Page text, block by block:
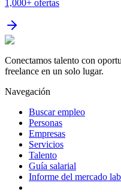
1,000+ ofertas
Conectamos talento con
freelance en un solo lugar.
Navegación
Buscar empleo
Personas
Empresas
Servicios
Talento
Guía salarial
Informe del mercado